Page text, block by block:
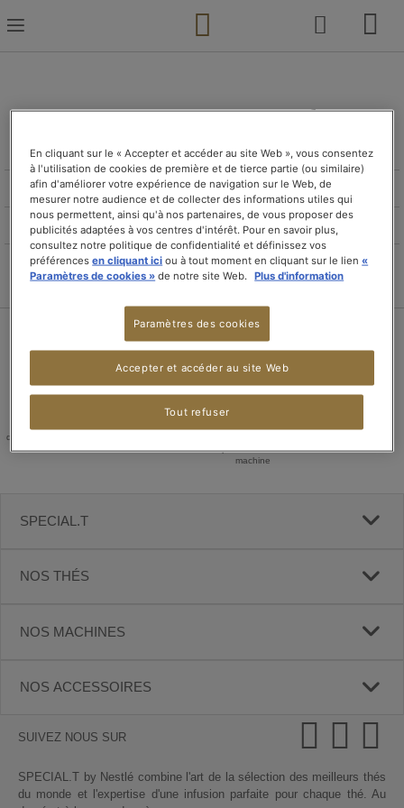
to
Content
Votre panier est vide...
du lundi au vendredi,
de 08h00 à 18h00
AVANTAGES
LIVRAISON
ou pour l'achat d'une
machine
SPECIAL.T
NOS THÉS
NOS MACHINES
NOS ACCESSOIRES
SUIVEZ NOUS SUR
SPECIAL.T by Nestlé combine l'art de la sélection des meilleurs thés
du monde et l'expertise d'une infusion parfaite pour chaque thé. Au
En cliquant sur le « Accepter et accéder au site Web », vous consentez
à l'utilisation de cookies de première et de tierce partie (ou similaire)
afin d'améliorer votre expérience de navigation sur le Web, de
mesurer notre audience et de collecter des informations utiles qui
nous permettent, ainsi qu'à nos partenaires, de vous proposer des
publicités adaptées à vos centres d'intérêt. Pour en savoir plus,
consultez notre politique de confidentialité et définissez vos
préférencesen cliquant ici ou à tout moment en cliquant sur le lien«
Paramètres de cookies » de notre site Web. Plus d'information
Paramètres des cookies
Tout refuser
Accepter et accéder au site Web